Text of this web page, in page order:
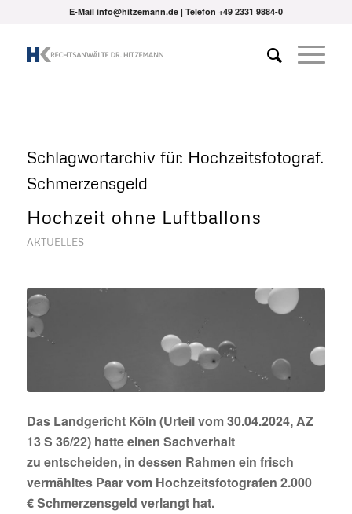
E-Mail info@hitzemann.de | Telefon +49 2331 9884-0
Schlagwortarchiv für: Hochzeitsfotograf.
Schmerzensgeld
Hochzeit ohne Luftballons
AKTUELLES
Das Landgericht Köln (Urteil vom 30.04.2024, AZ
13 S 36/22) hatte einen Sachverhalt
zu entscheiden, in dessen Rahmen ein frisch
vermähltes Paar vom Hochzeitsfotografen 2.000
€ Schmerzensgeld verlangt hat.